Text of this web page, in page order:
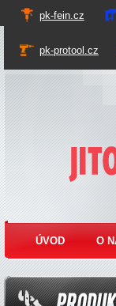
pk-fein.cz
pk-protool.cz
Jitool
ÚVOD O